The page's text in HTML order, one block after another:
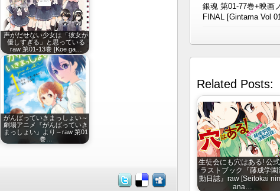
声がだせない少女は「彼女が
優しすぎる」と思っている
raw 第01-13巻 [Koe ga…
がんばっていきまっしょい～
劇場アニメ『がんばっていき
まっしょい』より～raw 第01
巻…
銀魂 第01-77巻+映画
FINAL [Gintama Vol
Related Posts:
生徒会にも穴はある! 公
ラストブック『藤成学園
動日誌』raw [Seitokai
ana…